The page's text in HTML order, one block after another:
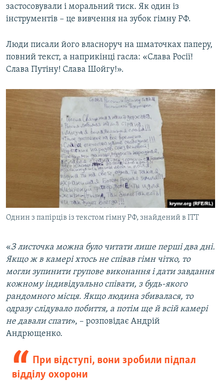
застосовували і моральний тиск. Як один із
інструментів – це вивчення на зубок гімну РФ.
Люди писали його власноруч на шматочках паперу,
повний текст, а наприкінці гасла: «Слава Росії!
Слава Путіну! Слава Шойгу!».
Однин з папірців із текстом гімну РФ, знайдений в ІТТ
«З листочка можна було читати лише перші два дні.
Якщо ж в камері хтось не співав гімн чітко, то
могли зупинити групове виконання і дати завдання
кожному індивідуально співати, з будь-якого
рандомного місця. Якщо людина збивалася, то
одразу слідувало побиття, а потім ще й всій камері
не давали спати», – розповідає Андрій
Андрющенко.
При відступі, вони зробили підпал
відділу охорони